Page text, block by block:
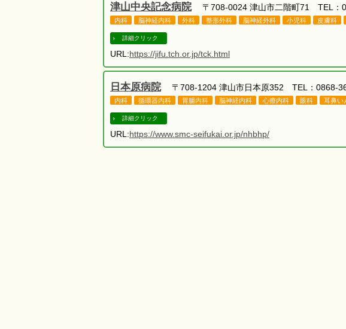
津山中央記念病院〒708-0024 津山市二階町71 TEL：
内科 脳神経内科 外科 整形外科 脳神経外科 小児科 皮膚科
詳細クリック
URL:https://jifu.tch.or.jp/tck.html
日本原病院〒708-1204 津山市日本原352 TEL：0868-
内科 循環器内科 胃腸内科 脳神経内科 心療内科 眼科 耳鼻い
詳細クリック
URL:https://www.smc-seifukai.or.jp/nhbhp/